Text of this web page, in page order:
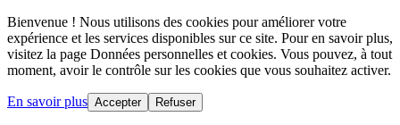
Bienvenue ! Nous utilisons des cookies pour améliorer votre
expérience et les services disponibles sur ce site. Pour en savoir plus,
visitez la page Données personnelles et cookies. Vous pouvez, à tout
moment, avoir le contrôle sur les cookies que vous souhaitez activer.
En savoir plus Accepter Refuser